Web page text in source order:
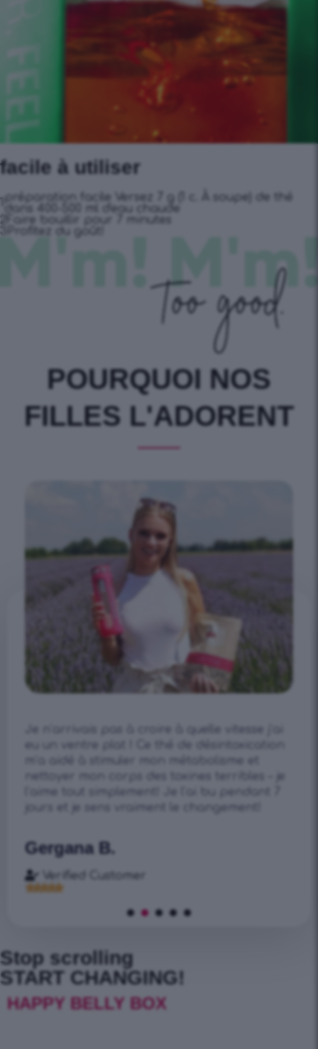
facile à utiliser
1 préparation facile Versez 7 g (1 c. À soupe) de thé
dans 400-500 ml d'eau chaude
2
Faire bouillir pour 7 minutes
3
Profitez du goût!
POURQUOI NOS
FILLES L'ADORENT
Je n’arrivais pas à croire à quelle vitesse j’ai
eu un ventre plat ! Ce thé de désintoxication
m’a aidé à stimuler mon métabolisme et
nettoyer mon corps des toxines terribles – je
l’aime tout simplement! Je l’ai bu pendant 7
jours et je sens vraiment le changement!
Gergana B.
Verified Customer

Stop scrolling
START CHANGING!
HAPPY BELLY BOX